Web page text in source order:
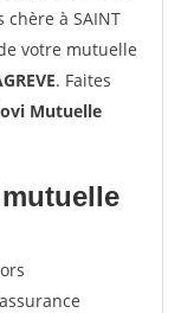
à SAINT
votre mutuelle
. Faites
Mutuelle